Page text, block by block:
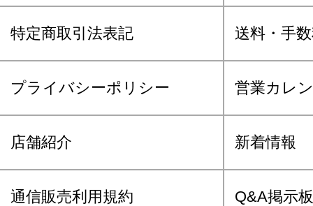
特定商取引法表記 送料・手
プライバシーポリシー 営業カレ
店舗紹介 新着情報
通信販売利用規約 Q&A掲示板